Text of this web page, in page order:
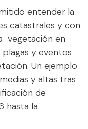
entender la
catastrales y con
vegetación en
y eventos
Un ejemplo
y altas tras
de
hasta la